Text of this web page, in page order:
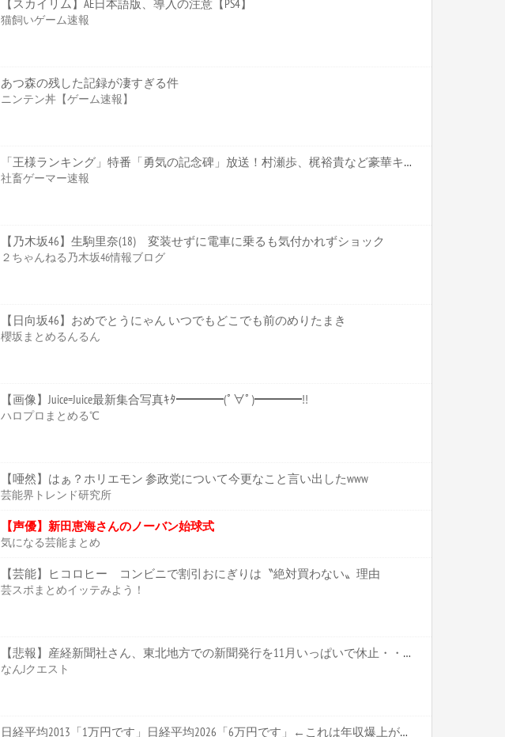
【スカイリム】AE日本語版、導入の注意【PS4】
猫飼いゲーム速報
あつ森の残した記録が凄すぎる件
ニンテン丼【ゲーム速報】
「王様ランキング」特番「勇気の記念碑」放送！村瀬歩、梶裕貴など豪華キャスト出演！
社畜ゲーマー速報
【乃木坂46】生駒里奈(18) 変装せずに電車に乗るも気付かれずショック
２ちゃんねる乃木坂46情報ブログ
【日向坂46】おめでとうにゃん いつでもどこでも前のめりたまき
櫻坂まとめるんるん
【画像】Juice=Juice最新集合写真ｷﾀ━━━━(ﾟ∀ﾟ)━━━━!!
ハロプロまとめる℃
【唖然】はぁ？ホリエモン 参政党について今更なこと言い出したwww
芸能界トレンド研究所
【声優】新田恵海さんのノーバン始球式
気になる芸能まとめ
【芸能】ヒコロヒー コンビニで割引おにぎりは〝絶対買わない〟理由
芸スポまとめイッテみよう！
【悲報】産経新聞社さん、東北地方での新聞発行を11月いっぱいで休止・・・・・・・・・
なんJクエスト
日経平均2013「1万円です」日経平均2026「6万円です」←これは年収爆上がりしたんやろなぁ…